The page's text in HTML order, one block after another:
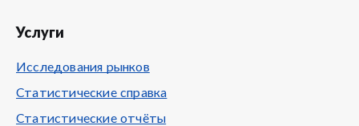
Услуги
Исследования рынков
Статистические справка
Статистические отчёты